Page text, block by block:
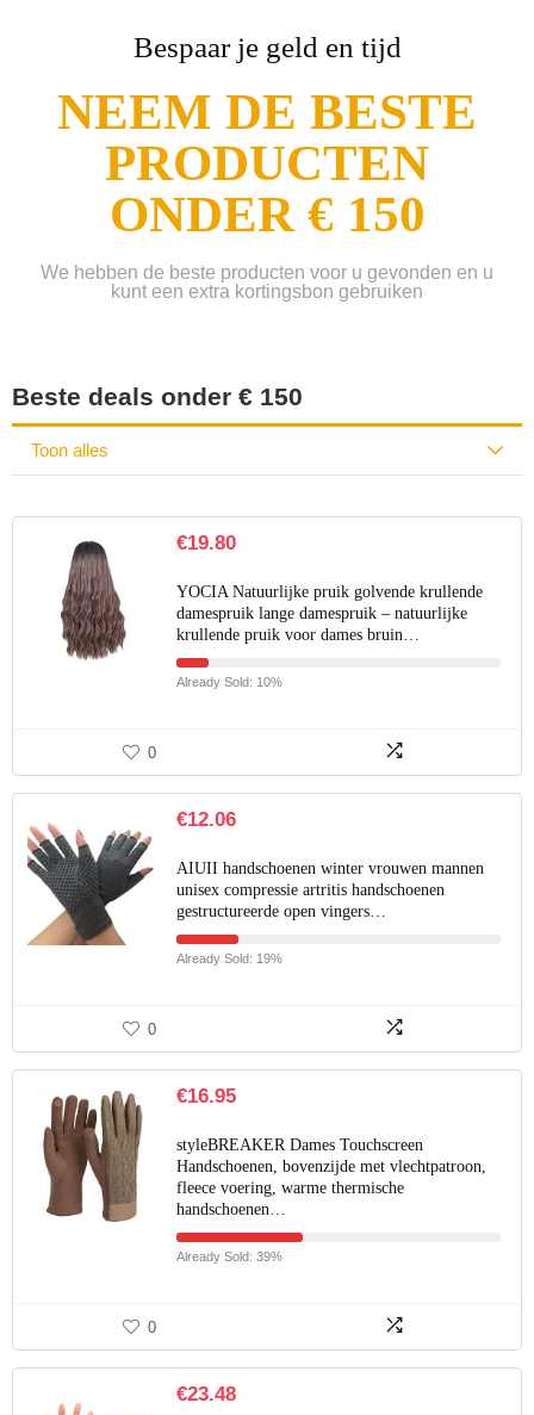
Bespaar je geld en tijd
NEEM DE BESTE
PRODUCTEN
ONDER € 150
We hebben de beste producten voor u gevonden en u
kunt een extra kortingsbon gebruiken
Beste deals onder € 150
Toon alles
€19.80
YOCIA Natuurlijke pruik golvende krullende
damespruik lange damespruik – natuurlijke
krullende pruik voor dames bruin…
Already Sold: 10%
0
€12.06
AIUII handschoenen winter vrouwen mannen
unisex compressie artritis handschoenen
gestructureerde open vingers…
Already Sold: 19%
0
€16.95
styleBREAKER Dames Touchscreen
Handschoenen, bovenzijde met vlechtpatroon,
fleece voering, warme thermische
handschoenen…
Already Sold: 39%
0
€23.48